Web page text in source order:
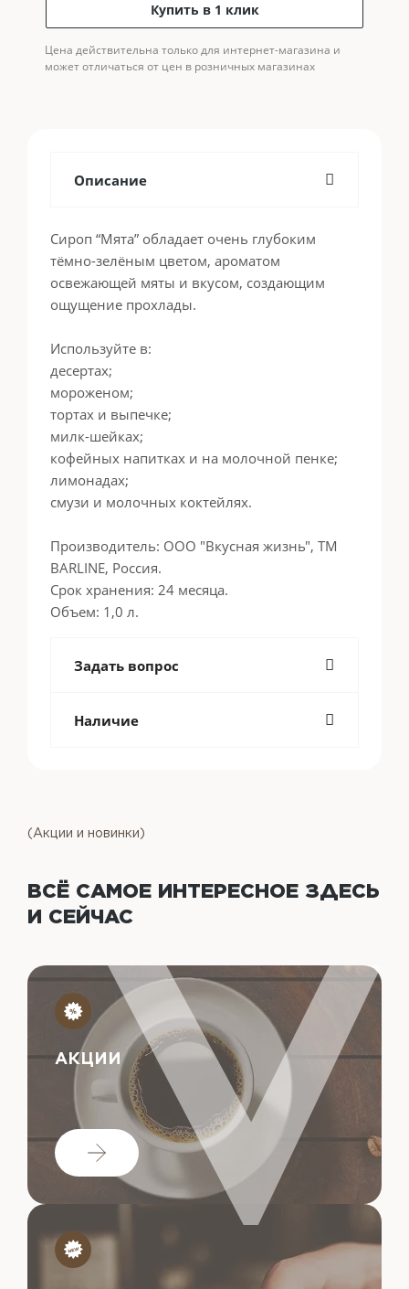
Купить в 1 клик
Цена действительна только для интернет-магазина и
может отличаться от цен в розничных магазинах
Описание
Сироп “Мята” обладает очень глубоким
тёмно-зелёным цветом, ароматом
освежающей мяты и вкусом, создающим
ощущение прохлады.
Используйте в:
десертах;
мороженом;
тортах и выпечке;
милк-шейках;
кофейных напитках и на молочной пенке;
лимонадах;
смузи и молочных коктейлях.
Производитель: ООО "Вкусная жизнь", ТМ
BARLINE, Россия.
Срок хранения: 24 месяца.
Объем: 1,0 л.
Задать вопрос
Наличие
(Акции и новинки)
ВСЁ САМОЕ ИНТЕРЕСНОЕ ЗДЕСЬ
И СЕЙЧАС
АКЦИИ